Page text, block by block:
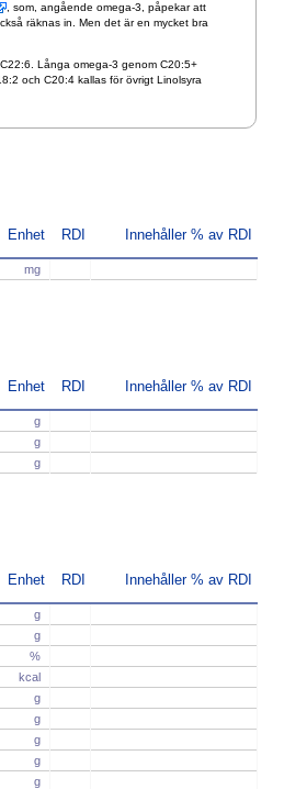
, som, angående omega-3, påpekar att
räknas in. Men det är en mycket bra
Långa omega-3 genom C20:5+
och C20:4 kallas för övrigt Linolsyra
Enhet RDI Innehåller % av RDI
mg
Enhet RDI Innehåller % av RDI
g
g
g
Enhet RDI Innehåller % av RDI
g
g
%
kcal
g
g
g
g
g